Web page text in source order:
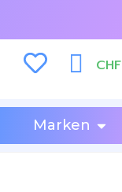
CHF
Marken